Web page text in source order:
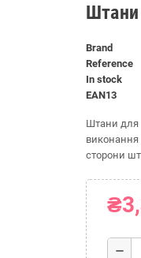
Brand
Reference
In stock
EAN13
Штани для
виконання
сторони
remove